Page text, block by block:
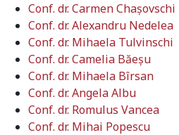
Conf. dr. Carmen Chașovschi
Conf. dr. Alexandru Nedelea
Conf. dr. Mihaela Tulvinschi
Conf. dr. Camelia Băeşu
Conf. dr. Mihaela Bîrsan
Conf. dr. Angela Albu
Conf. dr. Romulus Vancea
Conf. dr. Mihai Popescu